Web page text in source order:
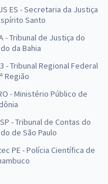
ES - Secretaria da Justiça
Santo
- Tribunal de Justiça do
da Bahia
- Tribunal Regional Federal
Região
- Ministério Público de
SP - Tribunal de Contas do
de São Paulo
PE - Polícia Científica de